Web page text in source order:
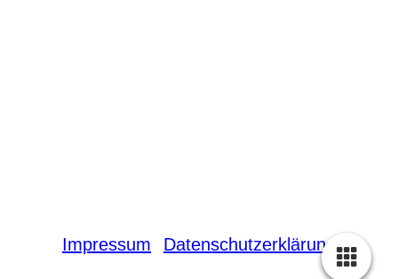
Impressum Datenschutzerklärung